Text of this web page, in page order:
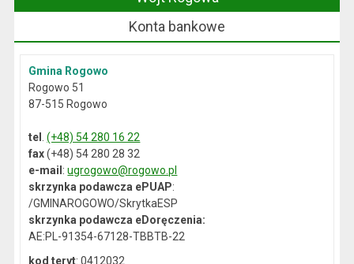
Konta bankowe
Gmina Rogowo
Rogowo 51
87-515 Rogowo
tel .(+48) 54 280 16 22
fax(+48) 54 280 28 32
e-mail :ugrogowo@rogowo.pl
skrzynka podawcza ePUAP:
/GMINAROGOWO/SkrytkaESP
skrzynka podawcza eDoręczenia:
AE:PL-91354-67128-TBBTB-22
kod teryt: 0412032